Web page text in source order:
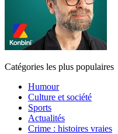
Catégories les plus populaires
Humour
Culture et société
Sports
Actualités
Crime : histoires vraies